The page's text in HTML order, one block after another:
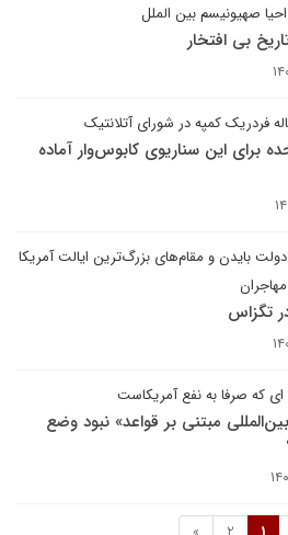
صهیونیسم بین الملل
بی افتخار
فردریک کمپه در شورای آتلانتیک
برای این سناریوی کابوس‌وار آماده
بایدن و مقام‌های بزرگ‌ترین ایالت آمریکا
تگزاس
ای که صرفا به نفع آمریکاست
مبتنی بر قواعد» نبود وضع